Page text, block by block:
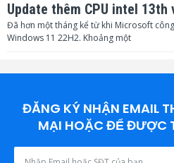
Update thêm CPU intel 13th
Đã hơn một tháng kể từ khi Microsoft
Windows 11 22H2. Khoảng một
ĐĂNG KÝ NHẬN EMAIL
MẠI HOẶC ĐỂ ĐƯỢC